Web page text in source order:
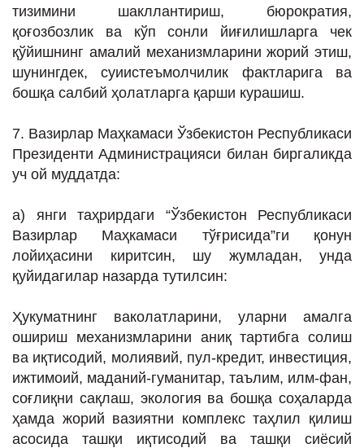
тизимини шакллантириш, бюрократия,
қоғозбозлик ва кўп сонли йиғилишларга чек
қўйишнинг амалий механизмларини жорий этиш,
шунингдек, суиистеъмолчилик фактларига ва
бошқа салбий ҳолатларга қарши курашиш.
7. Вазирлар Маҳкамаси Ўзбекистон Республикаси
Президенти Администрацияси билан биргаликда
уч ой муддатда:
а) янги таҳрирдаги “Ўзбекистон Республикаси
Вазирлар Маҳкамаси тўғрисида”ги қонун
лойиҳасини киритсин, шу жумладан, унда
қуйидагилар назарда тутилсин:
Ҳукуматнинг ваколатларини, уларни амалга
ошириш механизмларини аниқ тартибга солиш
ва иқтисодий, молиявий, пул-кредит, инвестиция,
ижтимоий, маданий-гуманитар, таълим, илм-фан,
соғлиқни сақлаш, экология ва бошқа соҳаларда
ҳамда жорий вазиятни комплекс таҳлил қилиш
асосида ташқи иқтисодий ва ташқи сиёсий